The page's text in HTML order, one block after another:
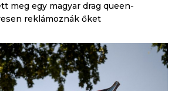
meg egy magyar drag queen-
reklámoznák őket